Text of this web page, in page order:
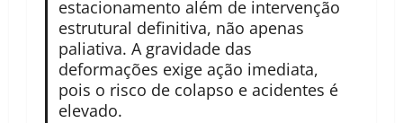
estacionamento além de intervenção
estrutural definitiva, não apenas
paliativa. A gravidade das
deformações exige ação imediata,
pois o risco de colapso e acidentes é
elevado.